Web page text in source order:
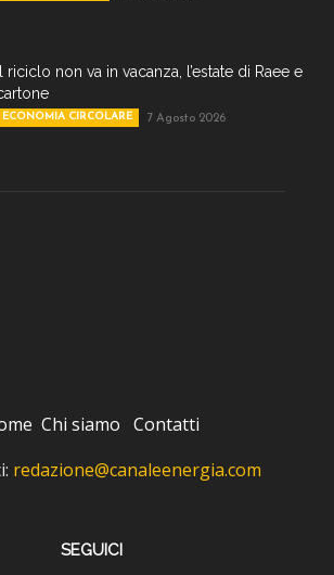
Il riciclo non va in vacanza, l’estate di Raee e
ECONOMIA CIRCOLARE 7 Agosto 2026
Chi siamo Contatti
redazione@canaleenergia.com
SEGUICI